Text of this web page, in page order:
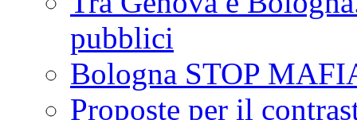
pubblici
Bologna STOP
Proposte per il